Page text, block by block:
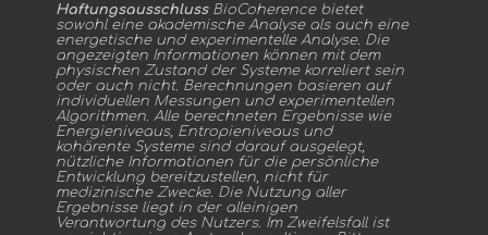
HaftungsausschlussBioCoherence bietet
sowohl eine akademische Analyse als auch eine
energetische und experimentelle Analyse. Die
angezeigten Informationen können mit dem
physischen Zustand der Systeme korreliert sein
oder auch nicht. Berechnungen basieren auf
individuellen Messungen und experimentellen
Algorithmen. Alle berechneten Ergebnisse wie
Energieniveaus, Entropieniveaus und
kohärente Systeme sind darauf ausgelegt,
nützliche Informationen für die persönliche
Entwicklung bereitzustellen, nicht für
medizinische Zwecke. Die Nutzung aller
Ergebnisse liegt in der alleinigen
Verantwortung des Nutzers. Im Zweifelsfall ist